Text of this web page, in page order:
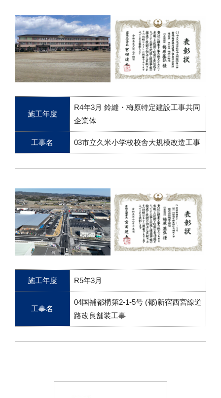
施工年度
R4年3月 鈴縫・梅原特定建設工事共同
企業体
工事名 03市立久米小学校校舎大規模改造工事
施工年度 R5年3月
工事名
04国補都構第2-1-5号 (都)新宿西宮線道
路改良舗装工事